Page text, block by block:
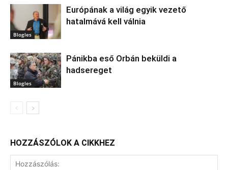
Blogles
Európának a világ egyik vezető
hatalmává kell válnia
Blogles
Pánikba eső Orbán beküldi a
hadsereget
HOZZÁSZÓLOK A CIKKHEZ